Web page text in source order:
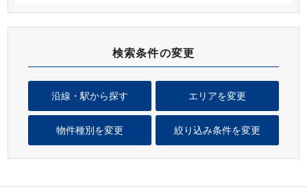
検索条件の変更
エリアを変更
沿線・駅から探す
物件種別を変更 絞り込み条件を変更